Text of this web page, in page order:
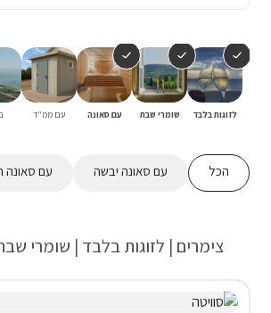
לזוגות בלבד שומרי שבת עם סאונה עם ממ"ד
הכל עם סאונה יבשה עם סאונה
צימרים | לזוגות בלבד | שומרי